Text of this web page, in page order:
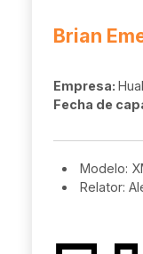
Brian
Empresa:
Fecha de
Modelo:
Relator: